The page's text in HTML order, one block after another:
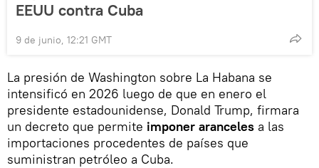
EEUU contra Cuba
9 de junio, 12:21 GMT
La presión de Washington sobre La Habana se
intensificó en 2026 luego de que en enero el
presidente estadounidense, Donald Trump, firmara
un decreto que permite imponer aranceles a las
importaciones procedentes de países que
suministran petróleo a Cuba.